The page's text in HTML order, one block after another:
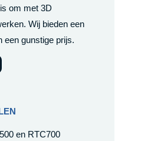
om met 3D
Wij bieden een
een gunstige prijs.
en RTC700